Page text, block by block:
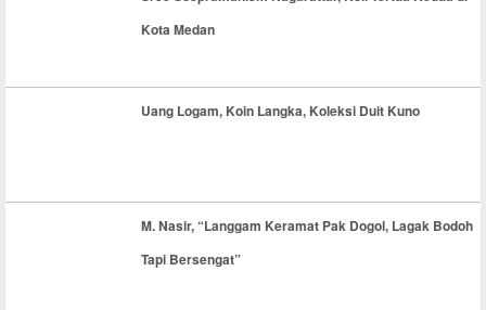
Kota Medan
Uang Logam, Koin Langka, Koleksi Duit Kuno
M. Nasir, “Langgam Keramat Pak Dogol, Lagak Bodoh
Tapi Bersengat”